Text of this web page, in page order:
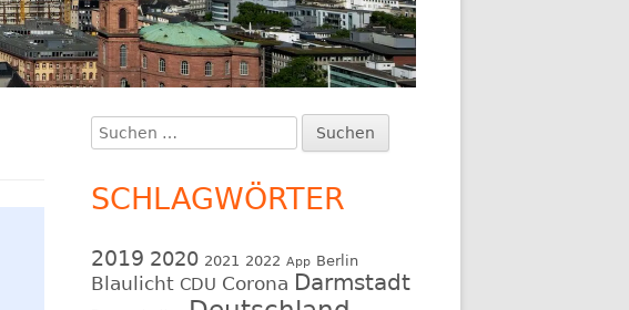
Haupt-
Seitenleiste
Suchen
nach:
SCHLAGWÖRTER
2019 2020 2021 2022 App Berlin
Blaulicht CDU Corona Darmstadt